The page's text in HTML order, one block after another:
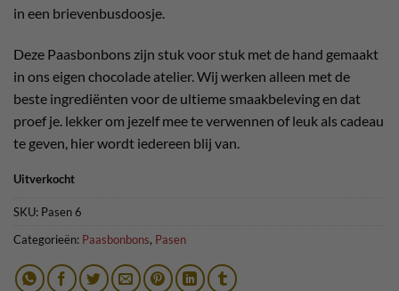
in een brievenbusdoosje.
Deze Paasbonbons zijn stuk voor stuk met de hand gemaakt
in ons eigen chocolade atelier. Wij werken alleen met de
beste ingrediënten voor de ultieme smaakbeleving en dat
proef je. lekker om jezelf mee te verwennen of leuk als cadeau
te geven, hier wordt iedereen blij van.
Uitverkocht
SKU: Pasen 6
Categorieën: Paasbonbons, Pasen